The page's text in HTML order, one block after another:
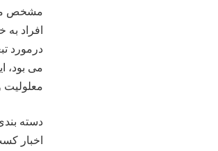
مشخص می
افراد
می بود،
دسته
اخبار